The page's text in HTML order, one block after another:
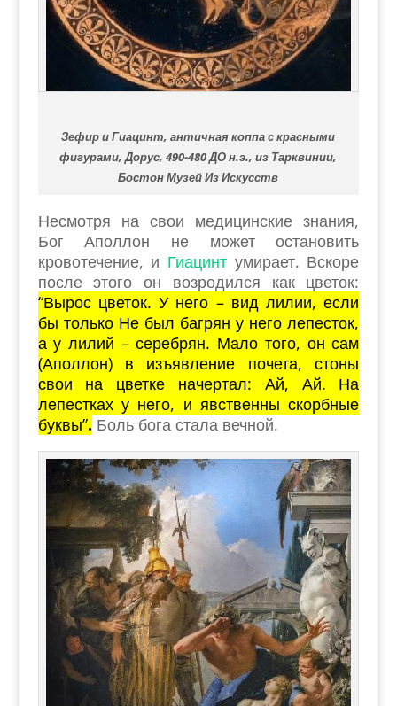
Зефир и Гиацинт, античная коппа с красными
фигурами, Дорус, 490-480 ДО н.э., из Тарквинии,
Бостон Музей Из Искусств
Несмотря на свои медицинские знания,
Бог Аполлон не может остановить
кровотечение, и Гиацинт умирает. Вскоре
после этого он возродился как цветок:
“Вырос цветок. У него – вид лилии, если
бы только Не был багрян у него лепесток,
а у лилий – серебрян. Мало того, он сам
(Аполлон) в изъявление почета, стоны
свои на цветке начертал: Ай, Ай. На
лепестках у него, и явственны скорбные
буквы”. Боль бога стала вечной.